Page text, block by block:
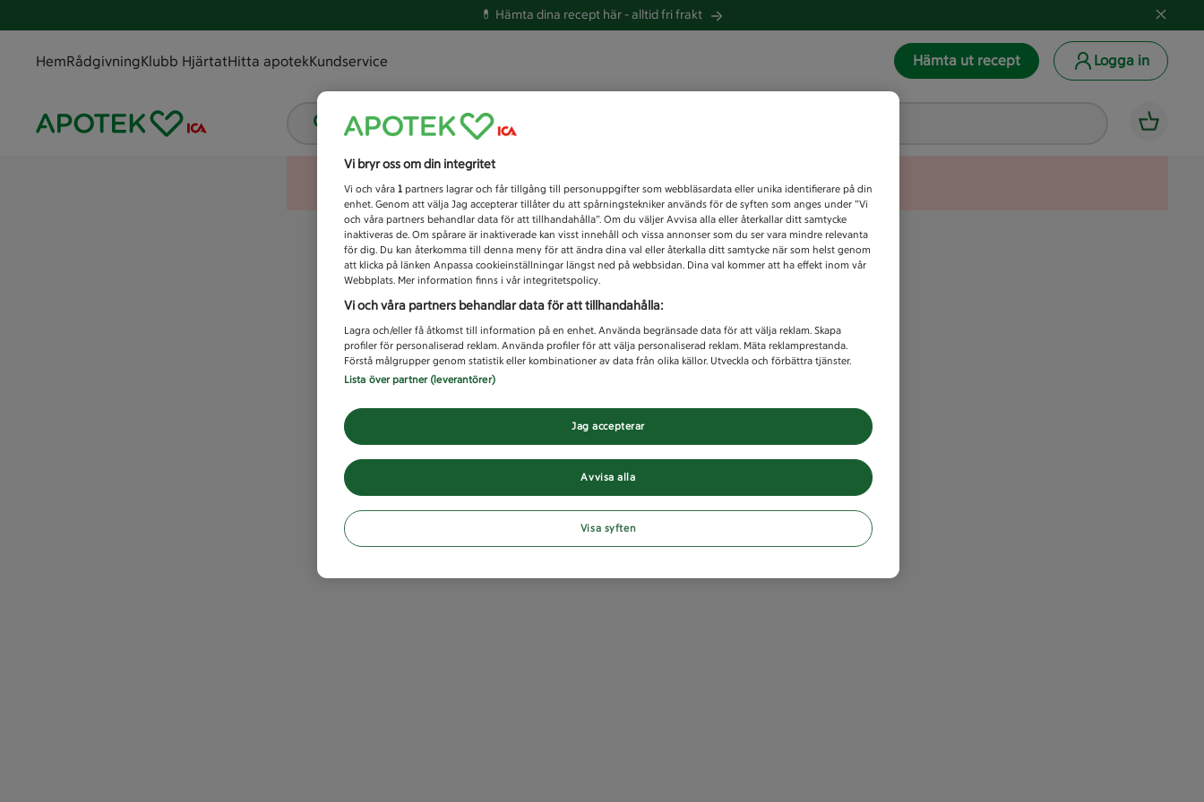
💊 Hämta dina recept här -alltid fri frakt
HemRådgivningKlubb HjärtatHitta apotekKundservice Hämta ut recept Logga in
Vad letar du efter idag?
Unknown error
Vi bryr oss om din integritet
Vi och våra 1 partners lagrar och får tillgång till personuppgifter som webbläsardata eller unika identifierare på din
enhet. Genom att välja Jag accepterar tillåter du att spårningstekniker används för de syften som anges under ”Vi
och våra partners behandlar data för att tillhandahålla”. Om du väljer Avvisa alla eller återkallar ditt samtycke
inaktiveras de. Om spårare är inaktiverade kan visst innehåll och vissa annonser som du ser vara mindre relevanta
för dig. Du kan återkomma till denna meny för att ändra dina val eller återkalla ditt samtycke när som helst genom
att klicka på länken Anpassa cookieinställningar längst ned på webbsidan. Dina val kommer att ha effekt inom vår
Webbplats. Mer information finns i vår integritetspolicy.
Vi och våra partners behandlar data för att tillhandahålla:
Lagra och/eller få åtkomst till information på en enhet. Använda begränsade data för att välja reklam. Skapa
profiler för personaliserad reklam. Använda profiler för att välja personaliserad reklam. Mäta reklamprestanda.
Förstå målgrupper genom statistik eller kombinationer av data från olika källor. Utveckla och förbättra tjänster.
Lista över partner (leverantörer)
Avvisa alla
Jag accepterar
Visa syften